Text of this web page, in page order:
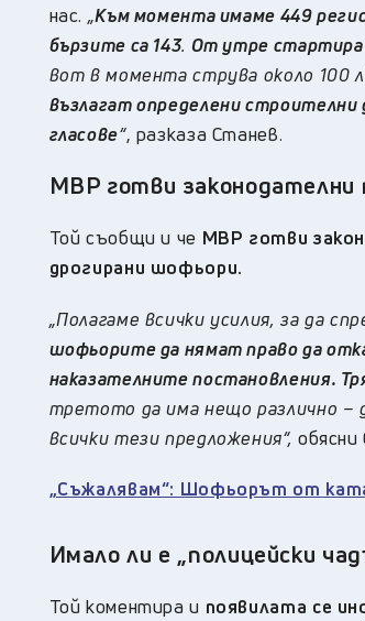
нас. „Към момента имаме 449
бързите са 143. От утре стартира
вот в момента струва около 100
възлагат определени строителни
гласове“, разказа Станев.
МВР готви
Той съобщи и че МВР готви
дрогирани шофьори.
„Полагаме всички усилия, за да
шофьорите да нямат право да
наказателните постановления.
третото да има нещо различно –
всички тези предложения“,
„Съжалявам“: Шофьорът от
Имало ли е „полицейски
Той коментира и появилата се